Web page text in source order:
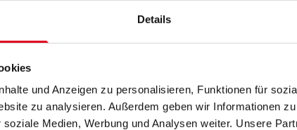
Details
und Anzeigen zu personalisieren, Funktionen für
zu analysieren. Außerdem geben wir Informationen
Medien, Werbung und Analysen weiter. Unsere